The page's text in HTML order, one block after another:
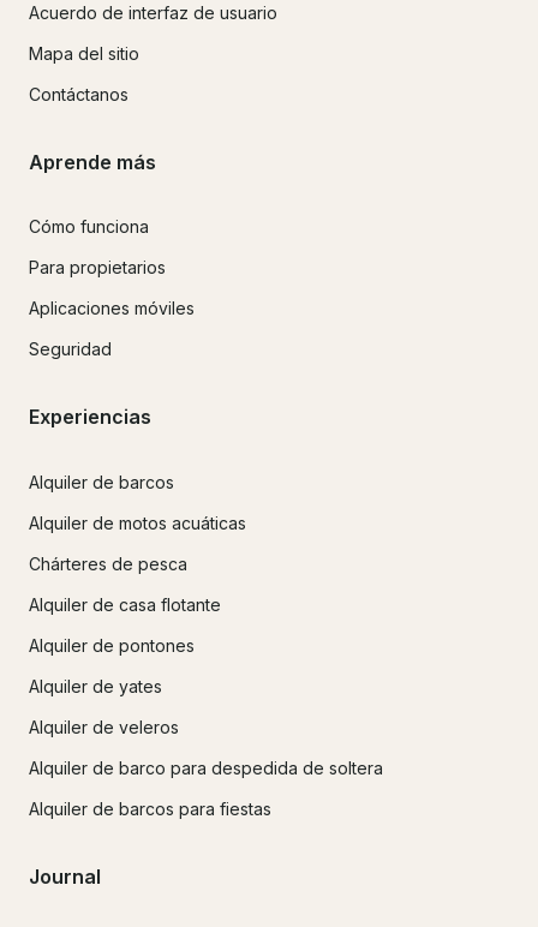
Acuerdo de interfaz de usuario
Mapa del sitio
Contáctanos
Aprende más
Cómo funciona
Para propietarios
Aplicaciones móviles
Seguridad
Experiencias
Alquiler de barcos
Alquiler de motos acuáticas
Chárteres de pesca
Alquiler de casa flotante
Alquiler de pontones
Alquiler de yates
Alquiler de veleros
Alquiler de barco para despedida de soltera
Alquiler de barcos para fiestas
Journal